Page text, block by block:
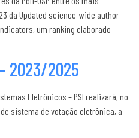
da Updated science-wide author
um ranking elaborado
2023/2025
Eletrônicos – PSI realizará, no
sistema de votação eletrônica, a